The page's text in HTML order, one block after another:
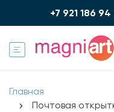
+7 921 186
Главная
Почтовая